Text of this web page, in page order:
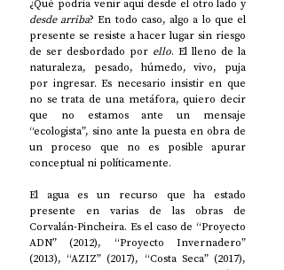
desde arriba? En todo caso, algo a lo que el
presente se resiste a hacer lugar sin riesgo
de ser desbordado por ello. El lleno de la
naturaleza, pesado, húmedo, vivo, puja
por ingresar. Es necesario insistir en que
no se trata de una metáfora, quiero decir
que no estamos ante un mensaje
“ecologista”, sino ante la puesta en obra de
un proceso que no es posible apurar
conceptual ni políticamente.
El agua es un recurso que ha estado
presente en varias de las obras de
Corvalán-Pincheira. Es el caso de “Proyecto
ADN” (2012), “Proyecto Invernadero”
(2013), “AZIZ” (2017), “Costa Seca” (2017),